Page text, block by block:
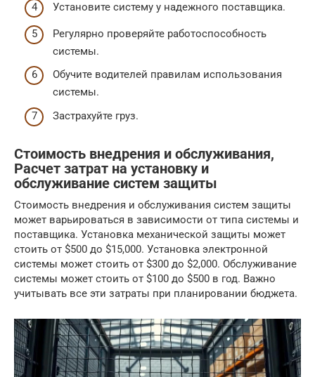
Установите систему у надежного поставщика.
Регулярно проверяйте работоспособность
системы.
Обучите водителей правилам использования
системы.
Застрахуйте груз.
Стоимость внедрения и обслуживания,
Расчет затрат на установку и
обслуживание систем защиты
Стоимость внедрения и обслуживания систем защиты
может варьироваться в зависимости от типа системы и
поставщика. Установка механической защиты может
стоить от $500 до $15,000. Установка электронной
системы может стоить от $300 до $2,000. Обслуживание
системы может стоить от $100 до $500 в год. Важно
учитывать все эти затраты при планировании бюджета.